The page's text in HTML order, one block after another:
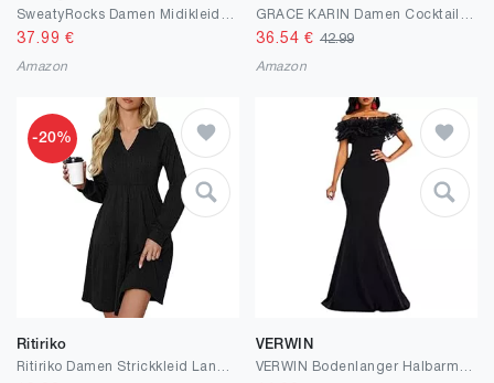
37.99 €
Amazon
36.54 € 42.99
Amazon
-20%
Ritiriko
VERWIN